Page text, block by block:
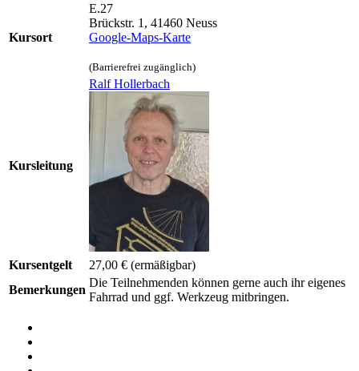
Kursort
E.27
Brückstr. 1, 41460 Neuss
Google-Maps-Karte
(Barrierefrei zugänglich)
Kursleitung
Ralf Hollerbach
Kursentgelt 27,00 € (ermäßigbar)
Bemerkungen
Die Teilnehmenden können gerne auch ihr eigenes
Fahrrad und ggf. Werkzeug mitbringen.